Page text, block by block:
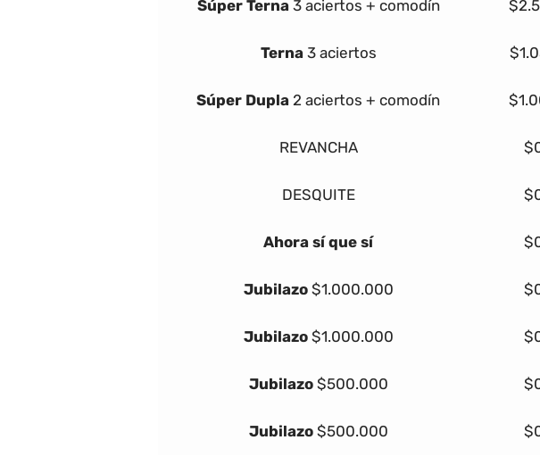
Súper Terna 3 aciertos + comodín
Terna 3 aciertos
Súper Dupla 2 aciertos + comodín
REVANCHA
DESQUITE
Ahora sí que sí
Jubilazo $1.000.000
Jubilazo $1.000.000
Jubilazo $500.000
Jubilazo $500.000